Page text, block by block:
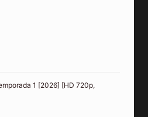
1 [2026] [HD 720p,